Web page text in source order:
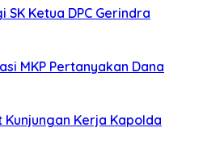
Ketua DPC Gerindra
MKP Pertanyakan Dana
Kerja Kapolda